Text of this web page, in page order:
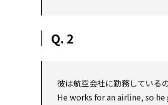
Q. 2
彼は航空会社に勤務している
He works for an airline,